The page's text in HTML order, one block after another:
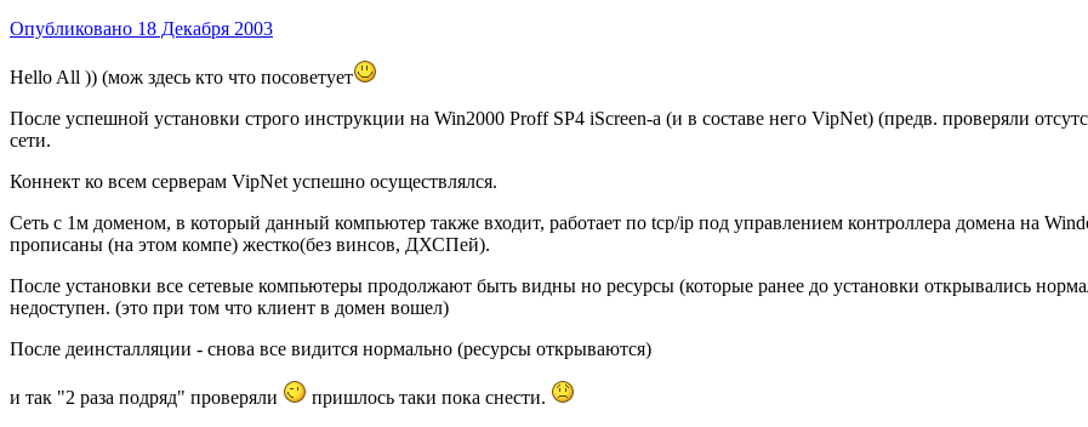
Опубликовано 18 Декабря 2003
Hello All )) (мож здесь кто что посоветует
После успешной установки строго инструкции на Win2000 Proff SP4 iScreen-a (и в составе него VipNet) (предв. проверяли
сети.
Коннект ко всем серверам VipNet успешно осуществлялся.
Сеть с 1м доменом, в который данный компьютер также входит, работает по tcp/ip под управлением контроллера домена на
прописаны (на этом компе) жестко(без винсов, ДХСПей).
После установки все сетевые компьютеры продолжают быть видны но ресурсы (которые ранее до установки открывались
недоступен. (это при том что клиент в домен вошел)
После деинсталляции - снова все видится нормально (ресурсы открываются)
и так "2 раза подряд" проверяли
пришлось таки пока снести.